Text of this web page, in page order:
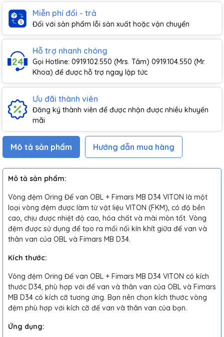
Miễn phí đổi - trả
Đối với sản phẩm lỗi sản xuất hoặc vận chuyển
Hỗ trợ nhanh chóng
Gọi Hotline: 0919.102.550 (Mrs. Tâm) 0919.104.550 (Mr.
Khoa) để được hỗ trợ ngay lập tức
Ưu đãi thành viên
Đăng ký thành viên để được nhận được nhiều khuyến
mãi
Mô tả sản phẩm Hướng dẫn mua hàng
Mô tả sản phẩm:
Vòng đệm Oring Đế van OBL + Fimars MB D34 VITON là một
loại vòng đệm được làm từ vật liệu VITON (FKM), có độ bền
cao, chịu được nhiệt độ cao, hóa chất và mài mòn tốt. Vòng
đệm được sử dụng để tạo ra mối nối kín khít giữa đế van và
thân van của OBL và Fimars MB D34.
Kích thước:
Vòng đệm Oring Đế van OBL + Fimars MB D34 VITON có kích
thước D34, phù hợp với đế van và thân van của OBL và Fimars
MB D34 có kích cỡ tương ứng. Bạn nên chọn kích thước vòng
đệm phù hợp với kích cỡ đế van và thân van của bạn.
Ứng dụng: